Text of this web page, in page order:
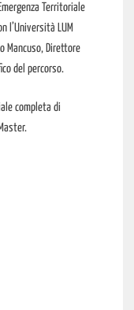
Territoriale
l’Università LUM
Mancuso, Direttore
del percorso.
completa di